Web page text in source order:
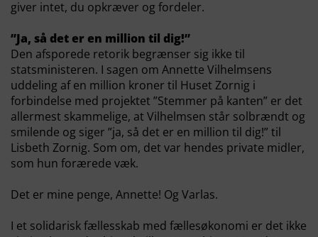
giver intet, du opkræver og fordeler.
”Ja, så det er en million til dig!”
Den afsporede retorik begrænser sig ikke til
statsministeren. I sagen om Annette Vilhelmsens
uddeling af en million kroner til Huset Zornig i
forbindelse med projektet ”Stemmer på kanten” er det
allermest skammelige, at Vilhelmsen står solbrændt og
smilende og siger ”ja, så det er en million til dig!” til
Lisbeth Zornig. Som om, det var hendes private midler,
som hun forærede væk.
Det er mine penge, Annette! Og Varlas.
I et solidarisk fællesskab med fællesøkonomi er det ikke